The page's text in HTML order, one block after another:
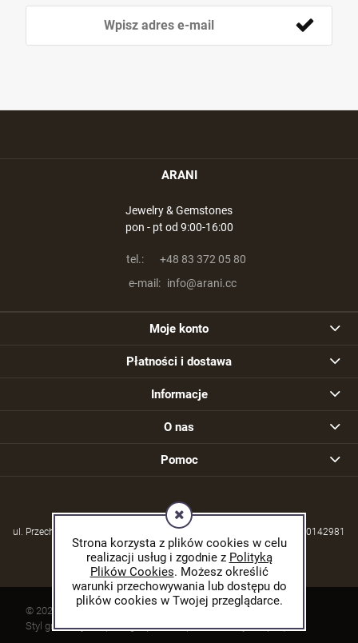
Strona korzysta z plików cookies w celu
realizacji usług i zgodnie z Polityką
Plików Cookies. Możesz określić
warunki przechowywania lub dostępu do
plików cookies w Twojej przeglądarce.
ARANI
Jewelry & Gemstones
pon - pt od 9:00-16:00
tel.:
+48 83 372 05 80
e-mail: info@arani.cc
Moje konto
Płatności i dostawa
Informacje
O nas
Pomoc
ul. Przechodzisko 39, 21-570 Drelów | NIP: 5380004253 | REGON: 030142981
© 2026 arani.cc. Wszelkie prawa zastrzeżone.
Styl graficzny ShopGadget.pl
Sklep internetowy Shoper.pl